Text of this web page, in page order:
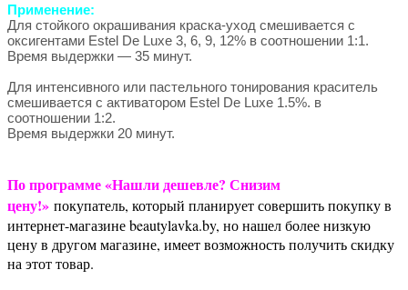
Применение:
Для стойкого окрашивания краска-уход смешивается с
оксигентами Estel De Luxe 3, 6, 9, 12% в соотношении 1:1.
Время выдержки — 35 минут.
Для интенсивного или пастельного тонирования краситель
смешивается с активатором Estel De Luxe 1.5%. в
соотношении 1:2.
Время выдержки 20 минут.
По программе «Нашли дешевле? Снизим
цену!» покупатель, который планирует совершить покупку в
интернет-магазине beautylavka.by, но нашел более низкую
цену в другом магазине, имеет возможность получить скидку
на этот товар.